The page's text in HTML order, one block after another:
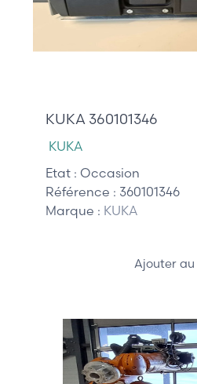
KUKA 360101346
KUKA
Etat : Occasion
Référence : 360101346
Marque : KUKA
Ajouter